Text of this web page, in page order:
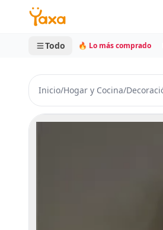
MINI CARRITO
0 productos
Todo 🔥 Lo más comprado
Inicio/Hogar y Cocina/